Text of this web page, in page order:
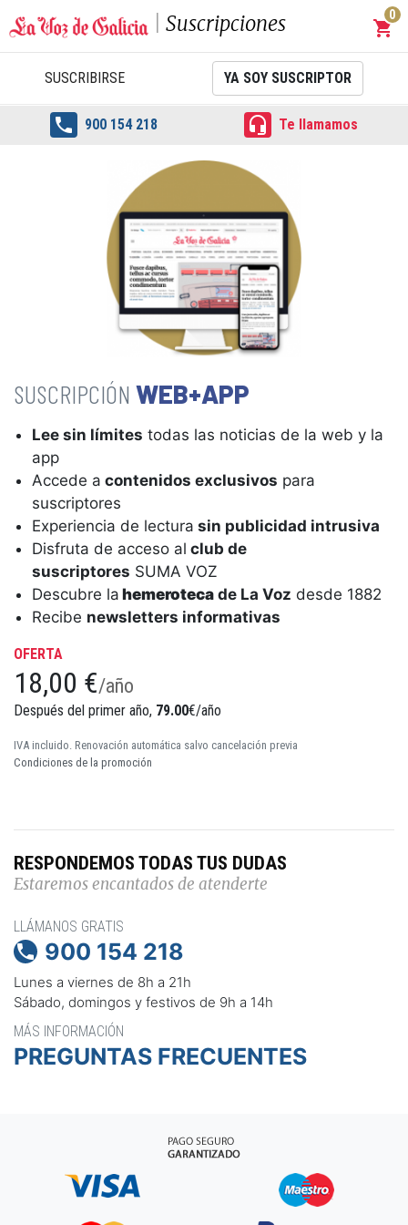
Suscripciones shopping_cart
0
SUSCRIBIRSE YA SOY SUSCRIPTOR
 900 154 218  Te llamamos
WEB+APP
Lee sin límites todas las noticias de la web y la
app
Accede a contenidos exclusivos para
suscriptores
Experiencia de lectura sin publicidad intrusiva
Disfruta de acceso al club de
suscriptores SUMA VOZ
Descubre la hemeroteca de La Voz desde 1882
Recibe newsletters informativas
OFERTA
18,00 €/año
Después del primer año, 79.00€/año
IVA incluido. Renovación automática salvo cancelación previa
Condiciones de la promoción
RESPONDEMOS TODAS TUS DUDAS
Estaremos encantados de atenderte
LLÁMANOS GRATIS
 900 154 218
Lunes a viernes de 8h a 21h
Sábado, domingos y festivos de 9h a 14h
MÁS INFORMACIÓN
PREGUNTAS FRECUENTES